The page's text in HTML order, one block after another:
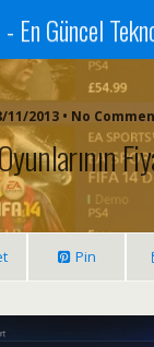
11/2013 • No
Pin